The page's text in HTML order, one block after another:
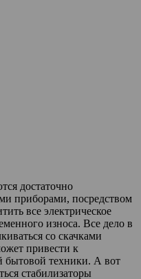
достаточно
приборами, посредством
все электрическое
износа. Все дело в
со скачками
привести к
бытовой техники. А вот
стабилизаторы